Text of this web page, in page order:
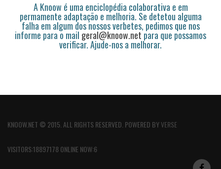
A Knoow é uma enciclopédia colaborativa e em
permamente adaptação e melhoria. Se detetou alguma
falha em algum dos nossos verbetes, pedimos que nos
informe para o mail geral@knoow.netpara que possamos
verificar. Ajude-nos a melhorar.
KNOOW.NET © 2015. ALL RIGHTS RESERVED. POWERED BYVERSE
VISITORS:18897178 ONLINE NOW:6